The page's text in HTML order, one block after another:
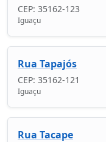
CEP: 35162-123
Iguaçu
Rua Tapajós
CEP: 35162-121
Iguaçu
Rua Tacape